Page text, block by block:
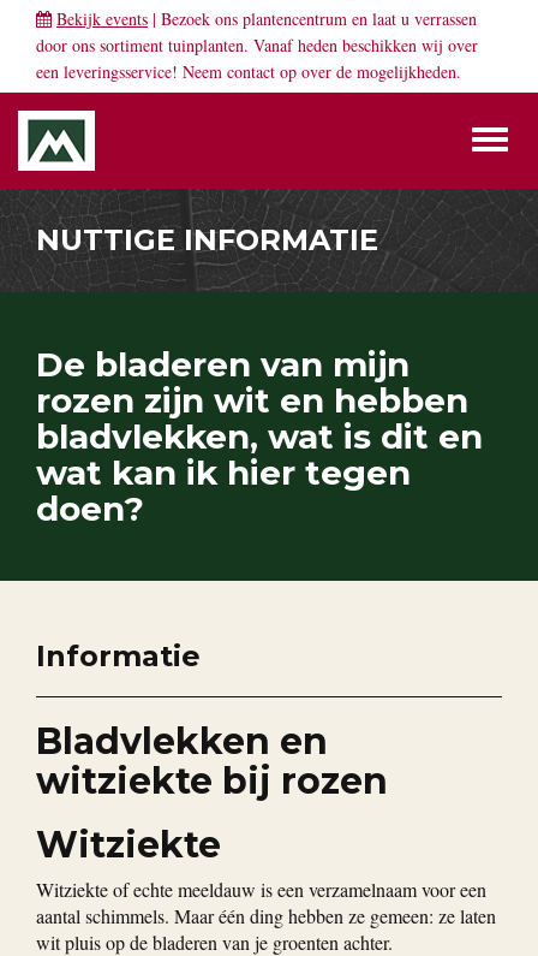
Bekijk events | Bezoek ons plantencentrum en laat u verrassen
door ons sortiment tuinplanten. Vanaf heden beschikken wij over
een leveringsservice! Neem contact op over de mogelijkheden.
NUTTIGE INFORMATIE
De bladeren van mijn
rozen zijn wit en hebben
bladvlekken, wat is dit en
wat kan ik hier tegen
doen?
Informatie
Bladvlekken en
witziekte bij rozen
Witziekte
Witziekte of echte meeldauw is een verzamelnaam voor een
aantal schimmels. Maar één ding hebben ze gemeen: ze laten
wit pluis op de bladeren van je groenten achter.